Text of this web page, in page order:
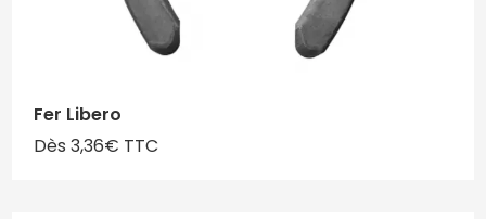
Fer Libero
Dès 3,36€ TTC